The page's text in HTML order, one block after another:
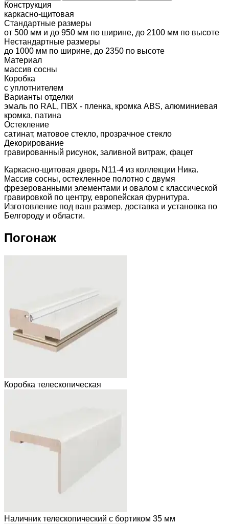
Конструкция
каркасно-щитовая
Стандартные размеры
от 500 мм и до 950 мм по ширине, до 2100 мм по высоте
Нестандартные размеры
до 1000 мм по ширине, до 2350 по высоте
Материал
массив сосны
Коробка
с уплотнителем
Варианты отделки
эмаль по RAL, ПВХ - пленка, кромка ABS, алюминиевая
кромка, патина
Остекление
сатинат, матовое стекло, прозрачное стекло
Декорирование
гравированный рисунок, заливной витраж, фацет
Каркасно-щитовая дверь N11-4 из коллекции Ника.
Массив сосны, остекленное полотно с двумя
фрезерованными элементами и овалом с классической
гравировкой по центру, европейская фурнитура.
Изготовление под ваш размер, доставка и установка по
Белгороду и области.
Погонаж
Коробка телескопическая
Наличник телескопический с бортиком 35 мм